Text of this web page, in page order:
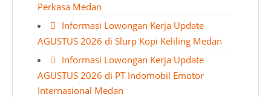
Perkasa Medan
Informasi Lowongan Kerja Update
AGUSTUS 2026 di Slurp Kopi Keliling Medan
Informasi Lowongan Kerja Update
AGUSTUS 2026 di PT Indomobil Emotor
Internasional Medan